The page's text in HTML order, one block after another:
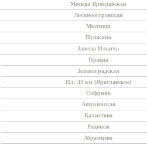
Москва Ярославская
Лосиноостровская
Мытищи
Пушкино
Заветы Ильича
Правда
Зеленоградская
Пл. 43 км (Ярославское)
Софрино
Ашукинская
Калистово
Радонеж
Абрамцево